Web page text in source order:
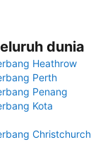
dunia
Heathrow
Perth
Penang
Kota
Christchurch